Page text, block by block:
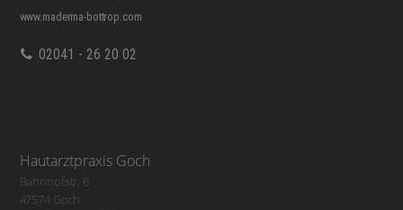
www.maderma-bottrop.com
02041 - 26 20 02
Hautarztpraxis Goch
Bahnhofstr. 6
47574 Goch